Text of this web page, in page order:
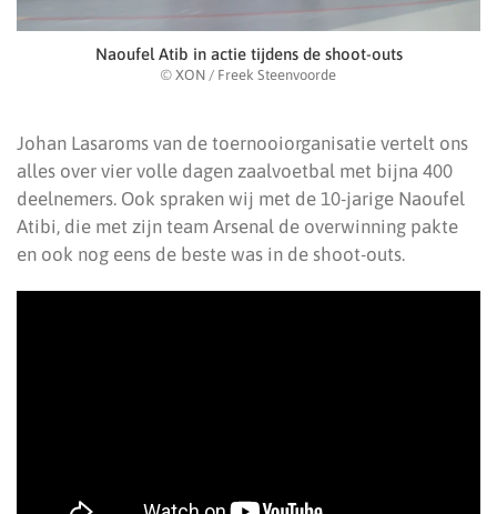
Naoufel Atib in actie tijdens de shoot-outs
© XON / Freek Steenvoorde
Johan Lasaroms van de toernooiorganisatie vertelt ons
alles over vier volle dagen zaalvoetbal met bijna 400
deelnemers. Ook spraken wij met de 10-jarige Naoufel
Atibi, die met zijn team Arsenal de overwinning pakte
en ook nog eens de beste was in de shoot-outs.